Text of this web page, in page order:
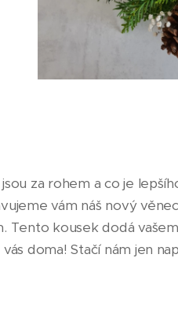
za rohem a co je
vám náš nový
Tento kousek dodá
doma! Stačí nám jen